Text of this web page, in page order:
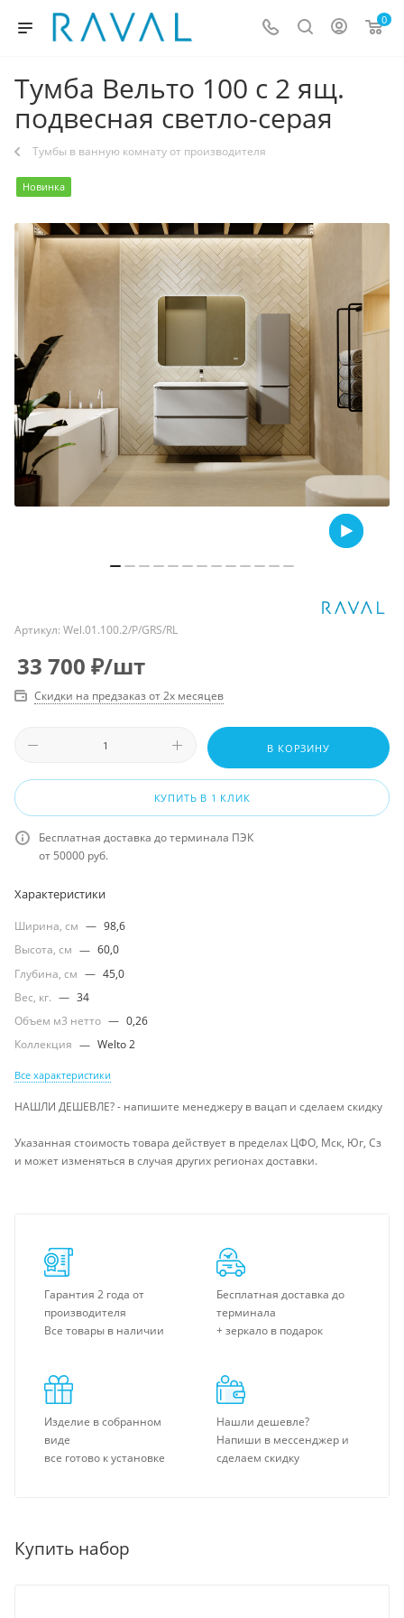
0
Тумба Вельто 100 с 2 ящ.
подвесная светло-серая
Тумбы в ванную комнату от производителя
Новинка
Артикул: Wel.01.100.2/P/GRS/RL
33 700 ₽/шт
Скидки на предзаказ от 2х месяцев
В КОРЗИНУ
КУПИТЬ В 1 КЛИК
Бесплатная доставка до терминала ПЭК
от 50000 руб.
Характеристики
Ширина, см — 98,6
Высота, см — 60,0
Глубина, см — 45,0
Вес, кг. — 34
Объем м3 нетто — 0,26
Коллекция — Welto 2
Все характеристики
НАШЛИ ДЕШЕВЛЕ? - напишите менеджеру в вацап и сделаем скидку
Указанная стоимость товара действует в пределах ЦФО, Мск, Юг, Сз
и может изменяться в случая других регионах доставки.
Гарантия 2 года от
производителя
Все товары в наличии
Бесплатная доставка до
терминала
+ зеркало в подарок
Изделие в собранном
виде
все готово к установке
Нашли дешевле?
Напиши в мессенджер и
сделаем скидку
Купить набор